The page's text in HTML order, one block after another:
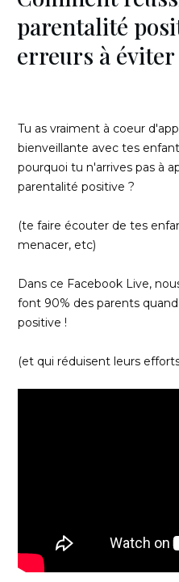
parentalité
erreurs à éviter
Tu as vraiment à coeur
bienveillante avec tes
pourquoi tu n'arrives pas à
parentalité positive ?
(te faire écouter de tes
menacer, etc)
Dans ce Facebook Live,
font 90% des parents
positive !
(et qui réduisent leurs